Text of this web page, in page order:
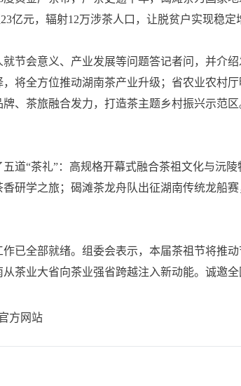
亿元，辐射12万涉茶人口，让脱贫户实现稳定
会意义、产业发展等问题答记者问，并介绍
将全方位推动湖南茶产业升级；省农业农村
、茶旅融合发力，打造茶主题乡村振兴示范
“茶礼”：高规格开幕式融合茶祖文化与沅陵
研学之旅；碣滩茶龙舟队出征湖南传统龙船
全部就绪。组委会表示，本届茶祖节将推动
茶业大省向茶业强省跨越注入新动能。诚邀
方网站